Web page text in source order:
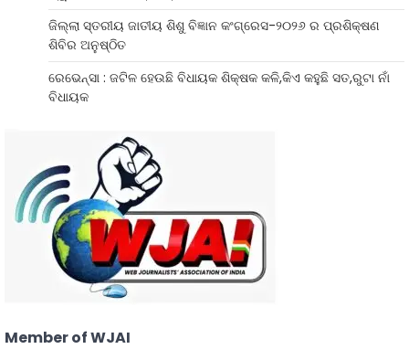
ଜିଲ୍ଲା ସ୍ତରୀୟ ଜାତୀୟ ଶିଶୁ ବିଜ୍ଞାନ କଂଗ୍ରେସ-୨୦୨୬ ର ପ୍ରଶିକ୍ଷଣ
ଶିବିର ଅନୁଷ୍ଠିତ
ରେଭେନ୍ସା : ଜଟିଳ ହେଉଛି ବିଧାୟକ ଶିକ୍ଷକ କଳି,କିଏ କହୁଛି ସତ,ରୁଟା ନାଁ
ବିଧାୟକ
Member of WJAI